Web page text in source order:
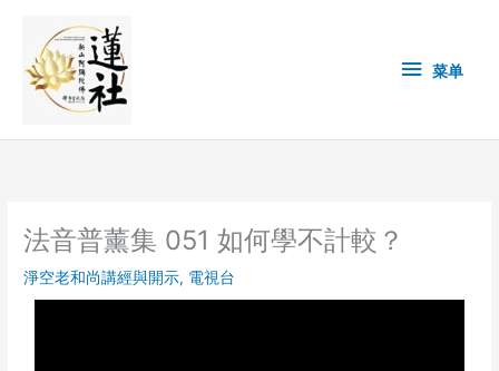
content
单 菜单
法音普薰集 051 如何學不計較？
淨空老和尚講經與開示, 電視台